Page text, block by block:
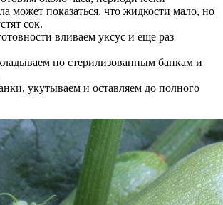
может показаться, что жидкости мало, но
сок.
вливаем уксус и еще раз
по стерилизованным банкам и
укутываем и оставляем до полного